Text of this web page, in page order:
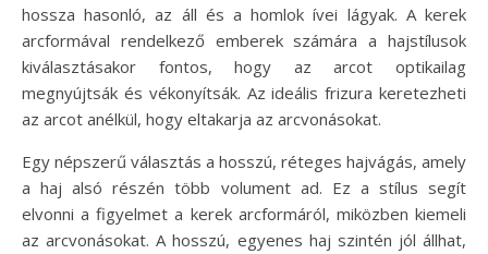
hossza hasonló, az áll és a homlok ívei lágyak. A kerek
arcformával rendelkező emberek számára a hajstílusok
kiválasztásakor fontos, hogy az arcot optikailag
megnyújtsák és vékonyítsák. Az ideális frizura keretezheti
az arcot anélkül, hogy eltakarja az arcvonásokat.
Egy népszerű választás a hosszú, réteges hajvágás, amely
a haj alsó részén több volument ad. Ez a stílus segít
elvonni a figyelmet a kerek arcformáról, miközben kiemeli
az arcvonásokat. A hosszú, egyenes haj szintén jól állhat,